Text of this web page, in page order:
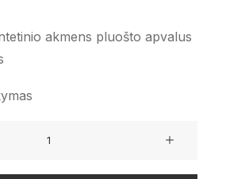
akmens pluošto apvalus